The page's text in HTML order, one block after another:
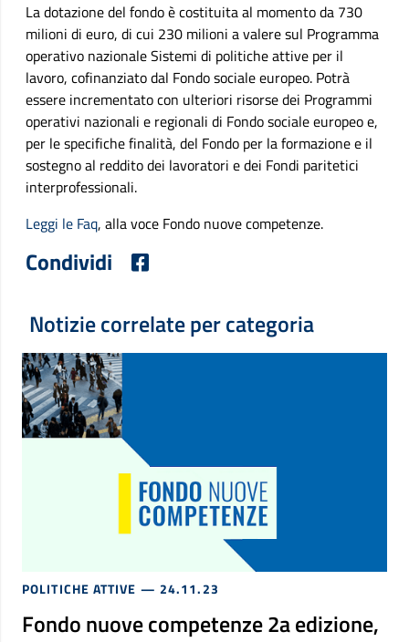
La dotazione del fondo è costituita al momento da 730
milioni di euro, di cui 230 milioni a valere sul Programma
operativo nazionale Sistemi di politiche attive per il
lavoro, cofinanziato dal Fondo sociale europeo. Potrà
essere incrementato con ulteriori risorse dei Programmi
operativi nazionali e regionali di Fondo sociale europeo e,
per le specifiche finalità, del Fondo per la formazione e il
sostegno al reddito dei lavoratori e dei Fondi paritetici
interprofessionali.
Leggi le Faq, alla voce Fondo nuove competenze.
Condividi
Notizie correlate per categoria
POLITICHE ATTIVE — 24.11.23
Fondo nuove competenze 2a edizione,